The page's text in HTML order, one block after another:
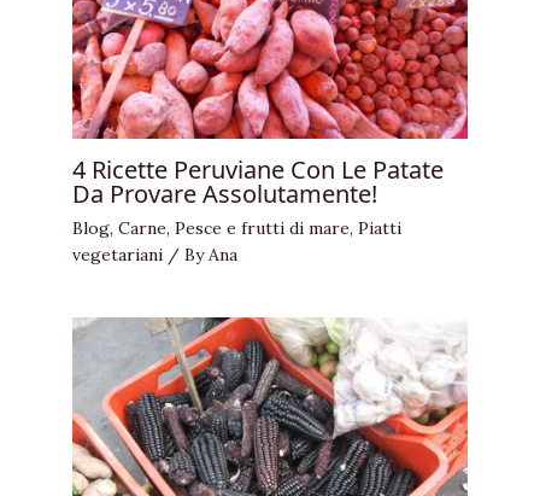
4 Ricette Peruviane Con Le Patate
Da Provare Assolutamente!
Blog, Carne, Pesce e frutti di mare, Piatti
vegetariani / By Ana